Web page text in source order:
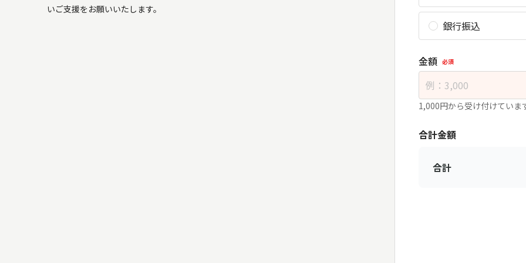
いご支援をお願いいたします。
銀行振込
金額 必須
1,000円から受け付けていま
合計金額
合計